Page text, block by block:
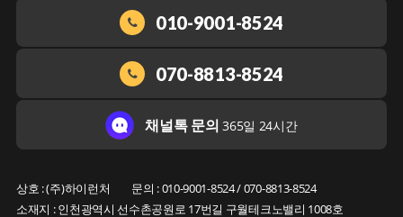
상호 : (주)하이런처
문의 : 010-9001-8524 / 070-8813-8524
소재지 : 인천광역시 선수촌공원로 17번길 구월테크노밸리 1008호
010-9001-8524
070-8813-8524
채널톡 문의365일 24시간